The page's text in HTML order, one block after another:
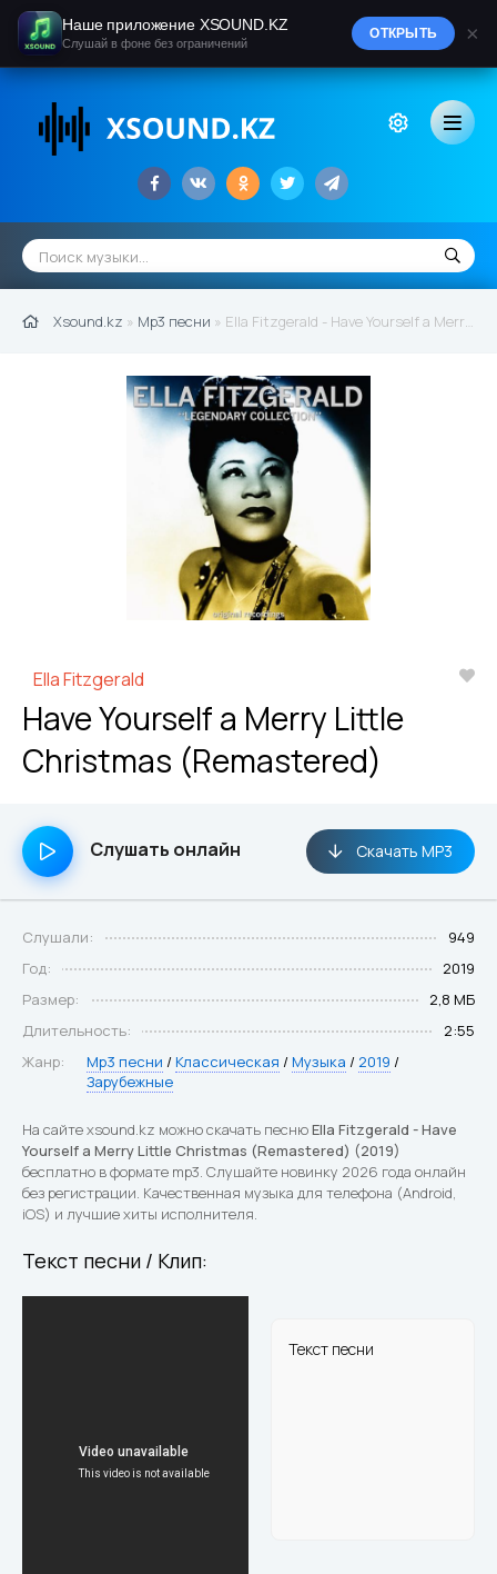
Xsound.kz » Mp3 песни » Ella Fitzgerald - Have Yourself a Merry Little Christmas (Remastered) (2019)
Ella Fitzgerald
Have Yourself a Merry Little
Christmas (Remastered)
Слушать онлайн Скачать MP3
Слушали:
949
Год:
2019
Размер:
2,8 МБ
Длительность:
2:55
Жанр:
Mp3 песни / Классическая / Музыка / 2019 /
Зарубежные
На сайте xsound.kz можно скачать песнюElla Fitzgerald - Have
Yourself a Merry Little Christmas (Remastered) (2019)
бесплатно в формате mp3. Слушайте новинку 2026 года онлайн
без регистрации. Качественная музыка для телефона (Android,
iOS) и лучшие хиты исполнителя.
Текст песни / Клип:
Текст песни
Наше приложение XSOUND.KZ
Слушай в фоне без ограничений
ОТКРЫТЬ ×